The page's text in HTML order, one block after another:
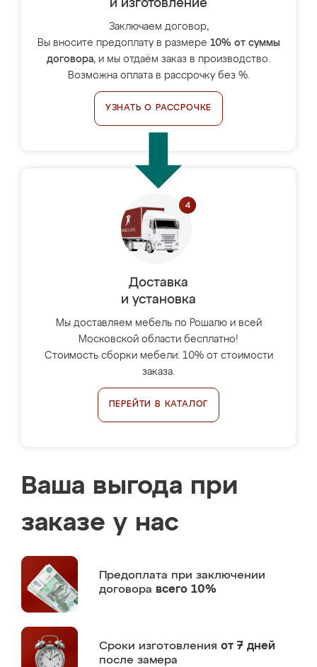
и изготовление
Заключаем договор,
Вы вносите предоплату в размере 10% от суммы
договора, и мы отдаём заказ в производство.
Возможна оплата в рассрочку без %.
УЗНАТЬ О РАССРОЧКЕ
Доставка
и установка
Мы доставляем мебель по Рошалю и всей
Московской области бесплатно!
Стоимость сборки мебели: 10% от стоимости
заказа.
ПЕРЕЙТИ В КАТАЛОГ
Ваша выгода при
заказе у нас
Предоплата при заключении
договора всего 10%
Сроки изготовления от 7 дней
после замера